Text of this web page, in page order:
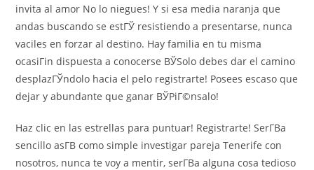
invita al amor No lo niegues! Y si esa media naranja que
andas buscando se estГЎ resistiendo a presentarse, nunca
vaciles en forzar al destino. Hay familia en tu misma
ocasiГіn dispuesta a conocerse ВЎSolo debes dar el camino
desplazГЎndolo hacia el pelo registrarte! Posees escaso que
dejar y abundante que ganar ВЎPiГ©nsalo!
Haz clic en las estrellas para puntuar! Registrarte! SerГ­В­a
sencillo asГ­В­ como simple investigar pareja Tenerife con
nosotros, nunca te voy a mentir, serГ­В­a alguna cosa tedioso